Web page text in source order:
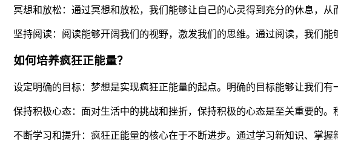
冥想和放松：通过冥想和放松，我们能够让自己的心灵得到充分的休息，从
坚持阅读：阅读能够开阔我们的视野，激发我们的思维。通过阅读，我们
如何培养疯狂正能量？
设定明确的目标：梦想是实现疯狂正能量的起点。明确的目标能够让我们有
保持积极心态：面对生活中的挑战和挫折，保持积极的心态是至关重要的
不断学习和提升：疯狂正能量的核心在于不断进步。通过学习新知识、掌握